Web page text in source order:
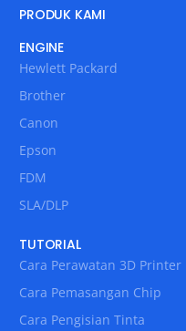
PRODUK KAMI
ENGINE
Hewlett Packard
Brother
Canon
Epson
FDM
SLA/DLP
TUTORIAL
Cara Perawatan 3D Printer
Cara Pemasangan Chip
Cara Pengisian Tinta